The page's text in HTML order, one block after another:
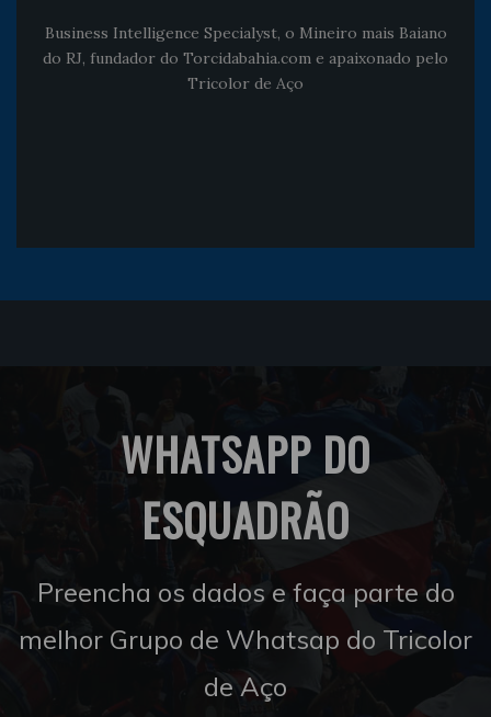
Business Intelligence Specialyst, o Mineiro mais Baiano
do RJ, fundador do Torcidabahia.com e apaixonado pelo
Tricolor de Aço
WHATSAPP DO
ESQUADRÃO
Preencha os dados e faça parte do
melhor Grupo de Whatsap do Tricolor
de Aço